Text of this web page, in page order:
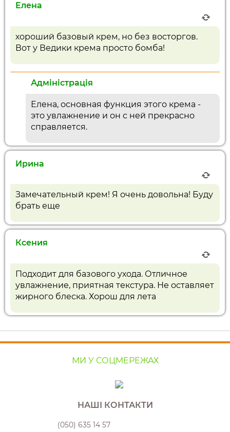
Елена
хороший базовый крем, но без восторгов.
Вот у Ведики крема просто бомба!
Адміністрація
Елена, основная функция этого крема -
это увлажнение и он с ней прекрасно
справляется.
Ирина
Замечательный крем! Я очень довольна! Буду
брать еще
Ксения
Подходит для базового ухода. Отличное
увлажнение, приятная текстура. Не оставляет
жирного блеска. Хорош для лета
МИ У СОЦМЕРЕЖАХ
НАШІ КОНТАКТИ
(050) 635 14 57